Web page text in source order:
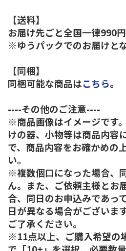
【送料】
お届け先ごと全国一律990円
※ゆうパックでのお届けとな
【同梱】
同梱可能な商品はこちら。
----その他のご注意----
※商品画像はイメージです
けの器、小物等は商品内容
で、商品内容をお確かめの
い。
※複数個口になった場合、
ん。また、ご依頼主様とお
合、同日のお申込みであっ
日が異なる場合がございま
ご了承ください。
※11点以上、ご購入希望の